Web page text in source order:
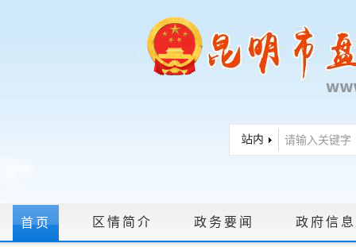
首页 区情简介 政务要闻 政府信